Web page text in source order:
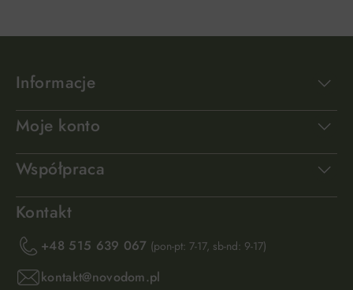
Informacje
Moje konto
Współpraca
Kontakt
+48 515 639 067 (pon-pt: 7-17, sb-nd: 9-17)
kontakt@novodom.pl